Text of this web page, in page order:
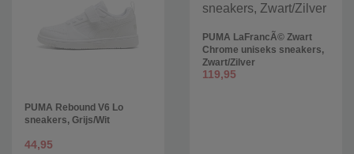
PUMA Rebound V6 Lo
sneakers, Grijs/Wit
44,95
PUMA LaFrancÃ© Zwart
Chrome uniseks sneakers,
Zwart/Zilver
119,95